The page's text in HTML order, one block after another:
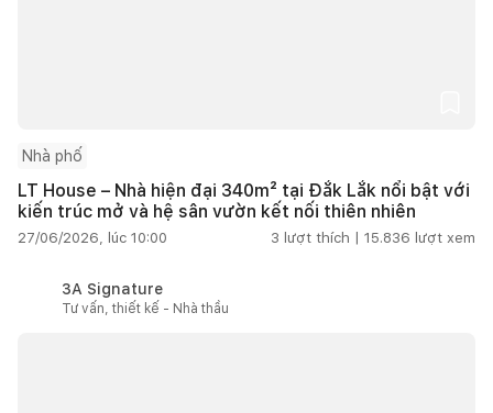
Nhà phố
LT House – Nhà hiện đại 340m² tại Đắk Lắk nổi bật với
kiến trúc mở và hệ sân vườn kết nối thiên nhiên
27/06/2026, lúc 10:00 3 lượt thích | 15.836 lượt xem
3A Signature
Tư vấn, thiết kế - Nhà thầu